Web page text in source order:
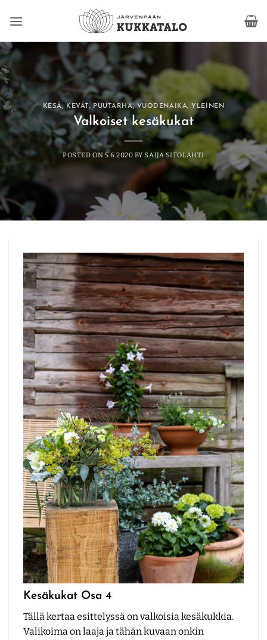
KESÄ, KEVÄT,PUUTARHA,VUODENAIKA, YLEINEN
Valkoiset kesäkukat
POSTED ON 5.6.2020 BYSAIJA SITOLAHTI
Kesäkukat Osa 4
Tällä kertaa esittelyssä on valkoisia kesäkukkia.
Valikoima on laaja ja tähän kuvaan onkin